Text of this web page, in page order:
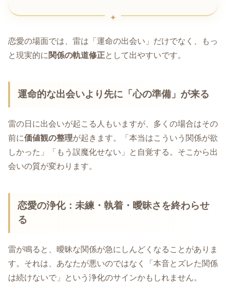
恋愛の場面では、雷は「運命の出会い」だけでなく、もっ
と現実的に 関係の軌道修正として出やすいです。
運命的な出会いより先に「心の準備」が来る
雷の日に出会いが起こる人もいますが、多くの場合はその
前に価値観の整理が起きます。「本当はこういう関係が欲
しかった」「もう誤魔化せない」と自覚する。そこから出
会いの質が変わります。
恋愛の浄化：未練・執着・曖昧さを終わらせ
る
雷が鳴ると、曖昧な関係が急にしんどくなることがありま
す。それは、あなたが悪いのではなく「本音とズレた関係
は続けないで」という浄化のサインかもしれません。